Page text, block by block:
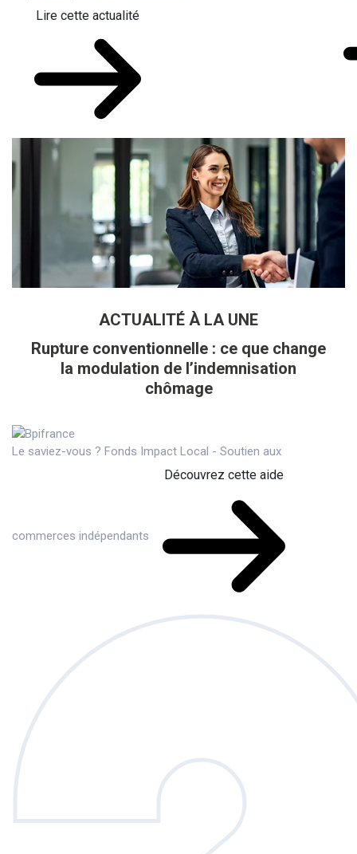
Lire cette actualité
ACTUALITÉ À LA UNE
Rupture conventionnelle : ce que change
la modulation de l’indemnisation
chômage
Le saviez-vous ? Fonds Impact Local - Soutien aux
commerces indépendants
Découvrez cette aide